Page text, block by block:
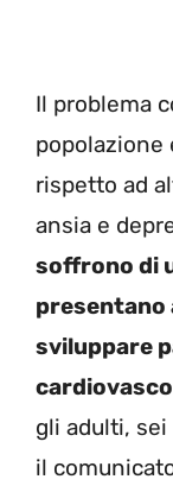
Il problema
popolazione
rispetto ad
ansia e
soffrono di
presentano
sviluppare
gli adulti,
il